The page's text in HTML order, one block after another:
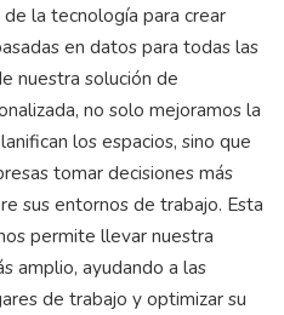
la tecnología para crear
en datos para todas las
nuestra solución de
no solo mejoramos la
los espacios, sino que
tomar decisiones más
sus entornos de trabajo. Esta
permite llevar nuestra
amplio, ayudando a las
de trabajo y optimizar su